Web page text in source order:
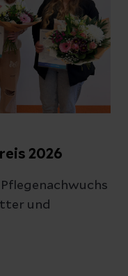
2026
und